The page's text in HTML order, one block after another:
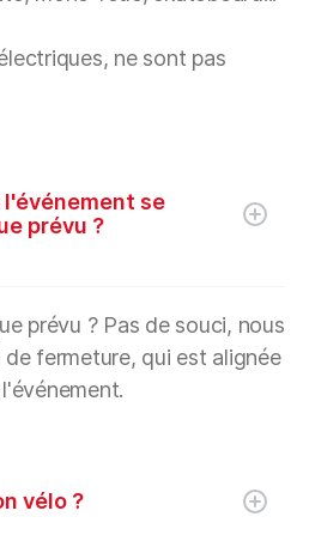
ne sont pas
se
prévu ?
prévu ? Pas de souci, nous
fermeture, qui est alignée
vélo ?